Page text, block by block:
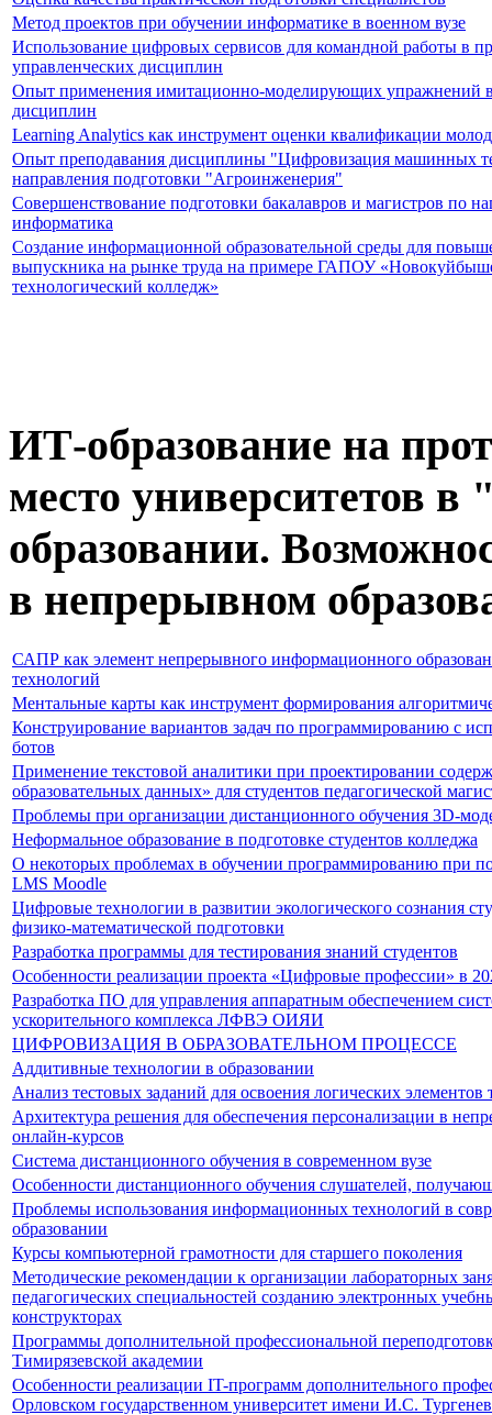
Метод проектов при обучении информатике в военном вузе
Использование цифровых сервисов для командной работы в
управленческих дисциплин
Опыт применения имитационно-моделирующих упражнений в
дисциплин
Learning Analytics как инструмент оценки квалификации
Опыт преподавания дисциплины "Цифровизация машинных
направления подготовки "Агроинженерия"
Совершенствование подготовки бакалавров и магистров по
информатика
Создание информационной образовательной среды для
выпускника на рынке труда на примере ГАПОУ
технологический колледж»
ИТ-образование на
место университетов
образовании.
в непрерывном
САПР как элемент непрерывного информационного
технологий
Ментальные карты как инструмент формирования
Конструирование вариантов задач по программированию с
ботов
Применение текстовой аналитики при проектировании
образовательных данных» для студентов педагогической
Проблемы при организации дистанционного обучения 3D-
Неформальное образование в подготовке студентов колледжа
О некоторых проблемах в обучении программированию при
LMS Moodle
Цифровые технологии в развитии экологического сознания
физико-математической подготовки
Разработка программы для тестирования знаний студентов
Особенности реализации проекта «Цифровые профессии» в
Разработка ПО для управления аппаратным обеспечением
ускорительного комплекса ЛФВЭ ОИЯИ
ЦИФРОВИЗАЦИЯ В ОБРАЗОВАТЕЛЬНОМ ПРОЦЕССЕ
Аддитивные технологии в образовании
Анализ тестовых заданий для освоения логических элементов
Архитектура решения для обеспечения персонализации в
онлайн-курсов
Система дистанционного обучения в современном вузе
Особенности дистанционного обучения слушателей,
Проблемы использования информационных технологий в
образовании
Курсы компьютерной грамотности для старшего поколения
Методические рекомендации к организации лабораторных
педагогических специальностей созданию электронных
конструкторах
Программы дополнительной профессиональной
Тимирязевской академии
Особенности реализации IT-программ дополнительного
Орловском государственном университет имени И.С.